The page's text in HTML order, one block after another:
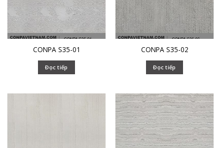
CONPA S35-01
Đọc tiếp
CONPA S35-02
Đọc tiếp